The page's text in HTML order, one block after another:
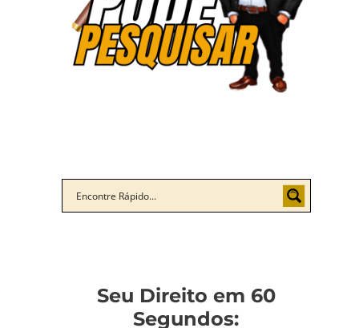
Seu Direito em 60
Segundos: